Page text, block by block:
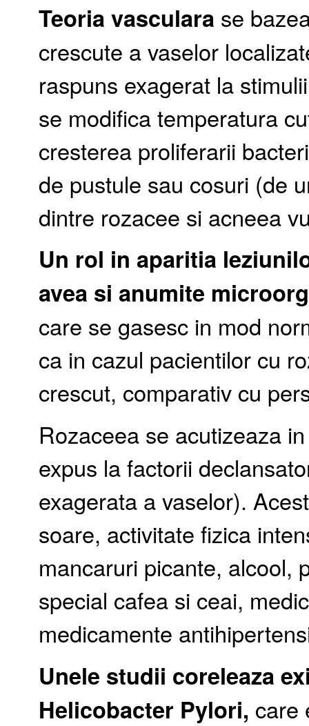
Teoria vasculara se
crescute a vaselor
raspuns exagerat la
se modifica temperatura
cresterea proliferarii
de pustule sau cosuri (de
dintre rozacee si acneea
Un rol in aparitia
avea si anumite
care se gasesc in mod
ca in cazul pacientilor cu
crescut, comparativ cu
Rozaceea se acutizeaza
expus la factorii
exagerata a vaselor).
soare, activitate fizica
mancaruri picante, alcool,
special cafea si ceai,
medicamente
Unele studii coreleaza
Helicobacter Pylori, care